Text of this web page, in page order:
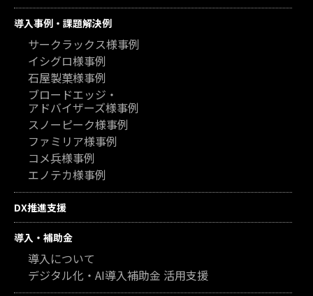
導入事例・課題解決例
サークラックス様事例
イシグロ様事例
石屋製菓様事例
ブロードエッジ・
アドバイザーズ様事例
スノーピーク様事例
ファミリア様事例
コメ兵様事例
エノテカ様事例
DX推進支援
導入・補助金
導入について
デジタル化・AI導入補助金 活用支援